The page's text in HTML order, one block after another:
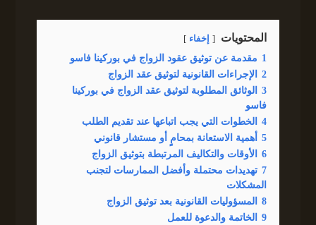
المحتويات إخفاء
1 مقدمة عن توثيق عقود الزواج في بوركينا فاسو
2
الإجراءات القانونية لتوثيق عقد الزواج
3
الوثائق المطلوبة لتوثيق عقد الزواج في بوركينا
فاسو
4
الخطوات التي يجب اتباعها عند تقديم الطلب
5
أهمية الاستعانة بمحامٍ أو مستشار قانوني
6
الأوقات والتكاليف المرتبطة بتوثيق الزواج
7 تهديدات محتملة وأفضل الممارسات لتجنب
المشكلات
8
المسؤوليات القانونية بعد توثيق الزواج
9
الخاتمة والدعوة للعمل